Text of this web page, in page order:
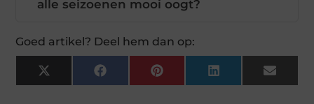
alle seizoenen mooi oogt?
Goed artikel? Deel hem dan op:
X
(Twitter)
FacebookPinterestLinkedInEmail